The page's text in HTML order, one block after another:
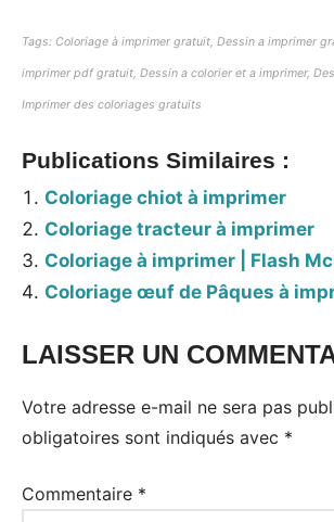
Tags: Coloriage à imprimer gratuit, Dessin a imprimer
imprimer pdf gratuit, Dessin a colorier et a imprimer,
Imprimer des coloriages gratuits
Publications Similaires :
Coloriage chiot à imprimer
Coloriage tracteur à imprimer
Coloriage à imprimer | Flash
Coloriage œuf de Pâques à
LAISSER UN
Votre adresse e-mail ne sera pas
obligatoires sont indiqués avec *
Commentaire *